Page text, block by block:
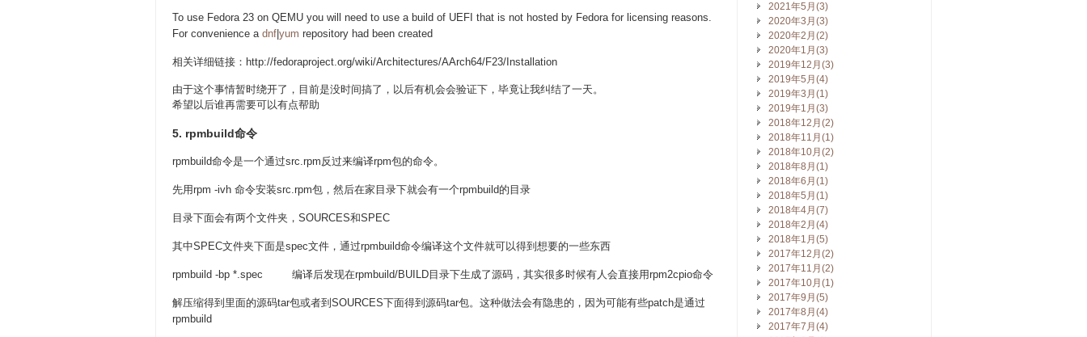
To use Fedora 23 on QEMU you will need to use a build of UEFI that is not hosted by Fedora for licensing reasons.
For convenience a dnf yum repository had been created
相关详细链接：http://fedoraproject.org/wiki/Architectures/AArch64/F23/Installation
由于这个事情暂时绕开了，目前是没时间搞了，以后有机会会验证下，毕竟让我纠结了一天。
希望以后谁再需要可以有点帮助
5. rpmbuild命令
rpmbuild命令是一个通过src.rpm反过来编译rpm包的命令。
先用rpm -ivh 命令安装src.rpm包，然后在家目录下就会有一个rpmbuild的目录
目录下面会有两个文件夹，SOURCES和SPEC
其中SPEC文件夹下面是spec文件，通过rpmbuild命令编译这个文件就可以得到想要的一些东西
rpmbuild -bp *.spec 编译后发现在rpmbuild/BUILD目录下生成了源码，其实很多时候有人会直接用rpm2cpio命令
解压缩得到里面的源码tar包或者到SOURCES下面得到源码tar包。这种做法会有隐患的，因为可能有些patch是通过
rpmbuild
2021年5月(3)
2020年3月(3)
2020年2月(2)
2020年1月(3)
2019年12月(3)
2019年5月(4)
2019年3月(1)
2019年1月(3)
2018年12月(2)
2018年11月(1)
2018年10月(2)
2018年8月(1)
2018年6月(1)
2018年5月(1)
2018年4月(7)
2018年2月(4)
2018年1月(5)
2017年12月(2)
2017年11月(2)
2017年10月(1)
2017年9月(5)
2017年8月(4)
2017年7月(4)